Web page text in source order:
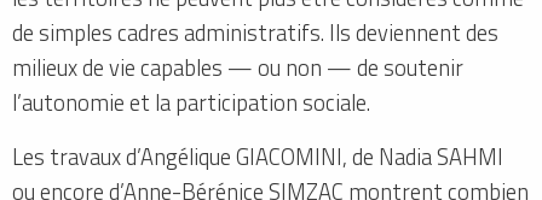
de simples cadres administratifs. Ils deviennent des
milieux de vie capables — ou non — de soutenir
l’autonomie et la participation sociale.
Les travaux d’Angélique GIACOMINI, de Nadia SAHMI
ou encore d’Anne-Bérénice SIMZAC montrent combien